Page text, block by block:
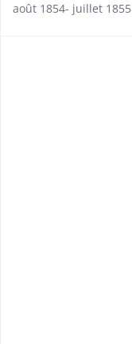
août 1854- juillet 1855